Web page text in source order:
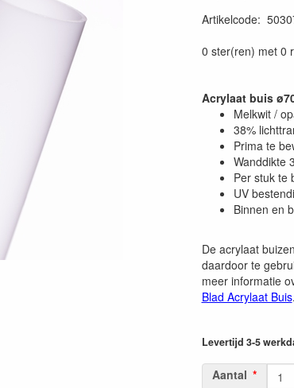
Artikelcode:
0 ster(ren) met 0
Acrylaat buis
Melkwit /
38%
Prima te
Wanddikte
Per stuk te
UV
Binnen en
De acrylaat
daardoor te
meer informatie
Blad Acrylaat Buis.
Levertijd 3-5
Aantal